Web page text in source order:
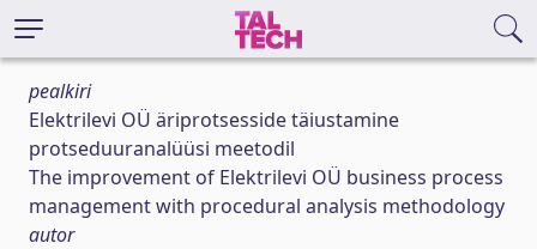
pealkiri
Elektrilevi OÜ äriprotsesside täiustamine
protseduuranalüüsi meetodil
The improvement of Elektrilevi OÜ business process
management with procedural analysis methodology
autor